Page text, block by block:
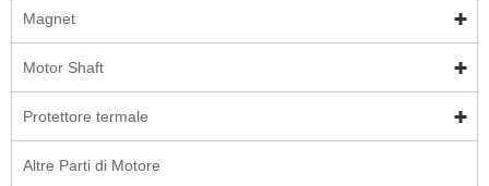
Magnet
Motor Shaft
Protettore termale
Altre Parti di Motore